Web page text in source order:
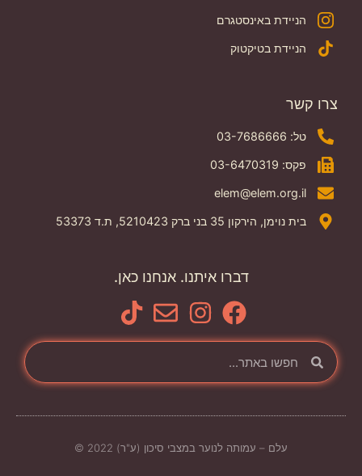
הניידת באינסטגרם
הניידת בטיקטוק
צרו קשר
טל: 03-7686666
פקס: 03-6470319
elem@elem.org.il
בית נוימן, הירקון 35 בני ברק 5210423, ת.ד 53373
דברו איתנו. אנחנו כאן.
עלם – עמותה לנוער במצבי סיכון (ע"ר) 2022 ©